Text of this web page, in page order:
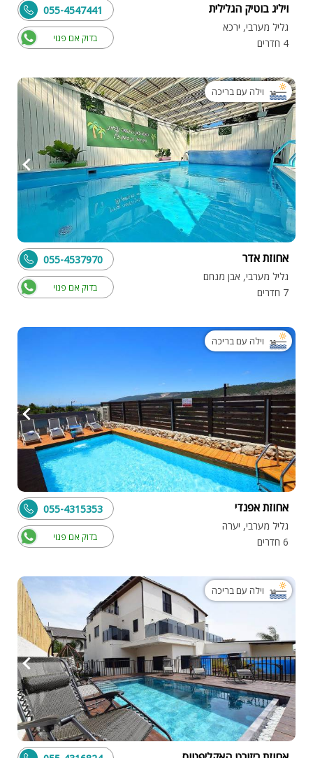
ויליג בוטיק הגלילית
גליל מערבי, ירכא
4 חדרים
בדוק אם פנוי
055-4547441
וילה עם בריכה
אחוזת אדר
גליל מערבי, אבן מנחם
7 חדרים
בדוק אם פנוי
055-4537970
וילה עם בריכה
אחוזת אפנדי
גליל מערבי, יערה
6 חדרים
בדוק אם פנוי
055-4315353
וילה עם בריכה